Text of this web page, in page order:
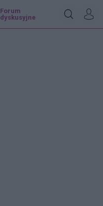
Forum
dyskusyjne